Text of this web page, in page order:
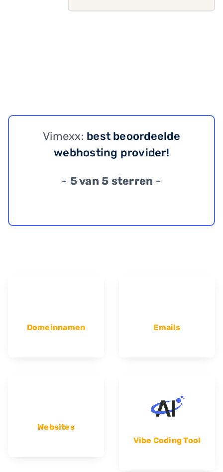
Vimexx: best beoordeelde
webhosting provider!
- 5 van 5 sterren -
Domeinnamen Emails
Websites
Vibe Coding Tool